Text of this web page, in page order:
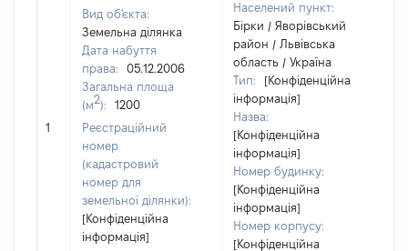
1
Вид об'єкта:
Земельна ділянка
Дата набуття
права:
05.12.2006
Загальна площа
(м2):
1200
Реєстраційний
номер
(кадастровий
номер для
земельної ділянки):
[Конфіденційна
інформація]
Населений пункт:
Бірки / Яворівський
район / Львівська
область / Україна
Тип:
[Конфіденційна
інформація]
Назва:
[Конфіденційна
інформація]
Номер будинку:
[Конфіденційна
інформація]
Номер корпусу:
[Конфіденційна